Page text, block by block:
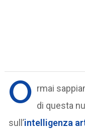
O rmai
di questa
sull’intelligenza